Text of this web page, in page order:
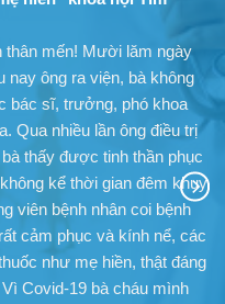
thân mến! Mười lăm ngày
nay ông ra viện, bà không
bác sĩ, trưởng, phó khoa
Qua nhiều lần ông điều trị
thấy được tinh thần phục
kể thời gian đêm khuy
viên bệnh nhân coi bệnh
cảm phục và kính nể, các
như mẹ hiền, thật đáng
Covid-19 bà cháu mình